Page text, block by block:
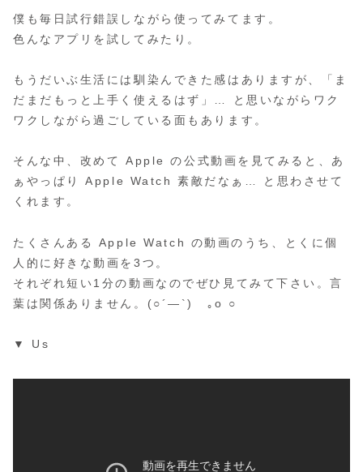
僕も毎日試行錯誤しながら使ってみてます。
色んなアプリを試してみたり。
もうだいぶ生活には馴染んできた感はありますが、「ま
だまだもっと上手く使えるはず」… と思いながらワク
ワクしながら過ごしている面もあります。
そんな中、改めて Apple の公式動画を見てみると、あ
ぁやっぱり Apple Watch 素敵だなぁ… と思わさせて
くれます。
たくさんある Apple Watch の動画のうち、とくに個
人的に好きな動画を3つ。
それぞれ短い1分の動画なのでぜひ見てみて下さい。言
葉は関係ありません。(○´―`)ゞ｡o ○
▼ Us